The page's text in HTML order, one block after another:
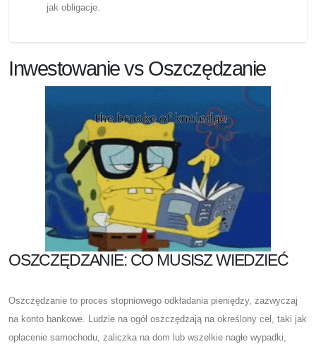
jak obligacje.
Inwestowanie vs Oszczędzanie
OSZCZĘDZANIE: CO MUSISZ WIEDZIEĆ
Oszczędzanie to proces stopniowego odkładania pieniędzy, zazwyczaj
na konto bankowe. Ludzie na ogół oszczędzają na określony cel, taki jak
opłacenie samochodu, zaliczka na dom lub wszelkie nagłe wypadki,